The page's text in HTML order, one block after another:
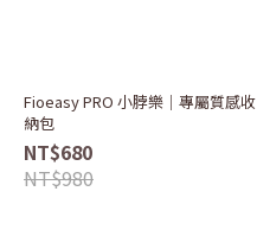
Fioeasy PRO 小脖樂｜專屬質感收
納包
NT$680
NT$980